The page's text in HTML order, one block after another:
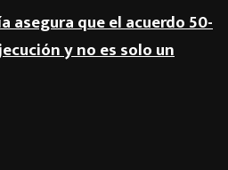
asegura que el acuerdo 50-
y no es solo un